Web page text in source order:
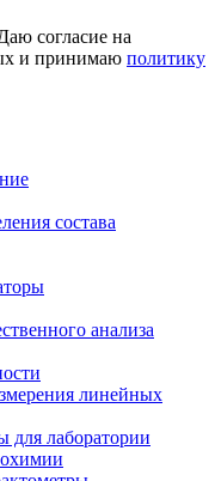
согласие на
и принимаю политику
состава
анализа
линейных
для лаборатории